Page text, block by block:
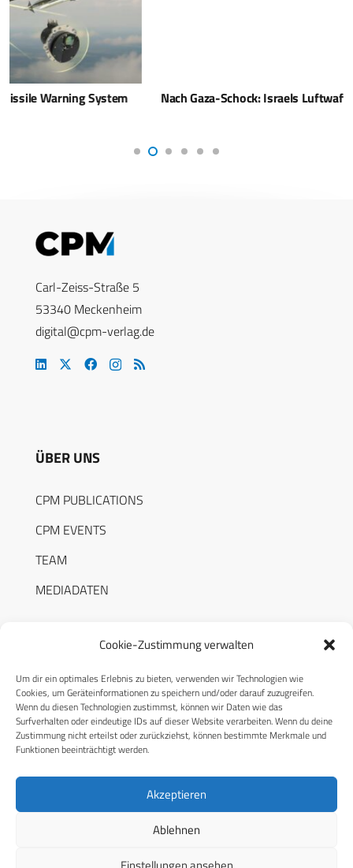
Cookie-Zustimmung verwalten
Um dir ein optimales Erlebnis zu bieten, verwenden wir Technologien wie
Cookies, um Geräteinformationen zu speichern und/oder darauf zuzugreifen.
Wenn du diesen Technologien zustimmst, können wir Daten wie das
Surfverhalten oder eindeutige IDs auf dieser Website verarbeiten. Wenn du deine
Zustimmung nicht erteilst oder zurückziehst, können bestimmte Merkmale und
Funktionen beeinträchtigt werden.
Akzeptieren
Ablehnen
Nach Gaza-Schock: Israels Luftwaffe ändert Verfahren
Carl-Zeiss-Straße 5
53340 Meckenheim
digital@cpm-verlag.de
ÜBER UNS
CPM PUBLICATIONS
CPM EVENTS
TEAM
MEDIADATEN
RECHTLICHES
Datenschutzerklärung
Cookie-Richtlinie (EU)